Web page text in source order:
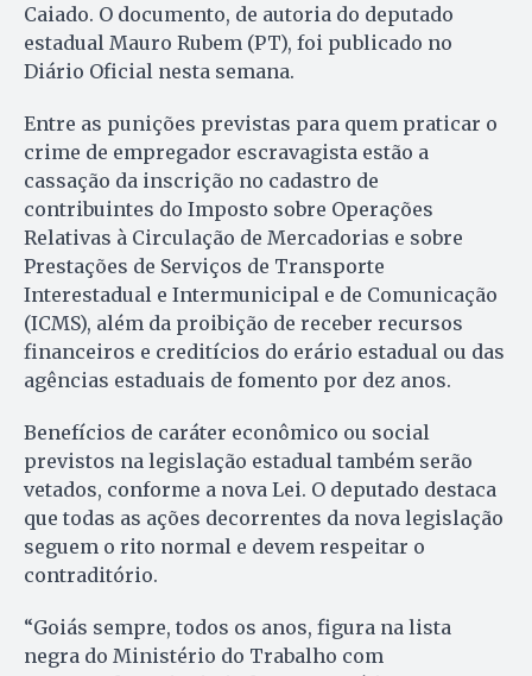
Caiado. O documento, de autoria do deputado
estadual Mauro Rubem (PT), foi publicado no
Diário Oficial nesta semana.
Entre as punições previstas para quem praticar o
crime de empregador escravagista estão a
cassação da inscrição no cadastro de
contribuintes do Imposto sobre Operações
Relativas à Circulação de Mercadorias e sobre
Prestações de Serviços de Transporte
Interestadual e Intermunicipal e de Comunicação
(ICMS), além da proibição de receber recursos
financeiros e creditícios do erário estadual ou das
agências estaduais de fomento por dez anos.
Benefícios de caráter econômico ou social
previstos na legislação estadual também serão
vetados, conforme a nova Lei. O deputado destaca
que todas as ações decorrentes da nova legislação
seguem o rito normal e devem respeitar o
contraditório.
“Goiás sempre, todos os anos, figura na lista
negra do Ministério do Trabalho com